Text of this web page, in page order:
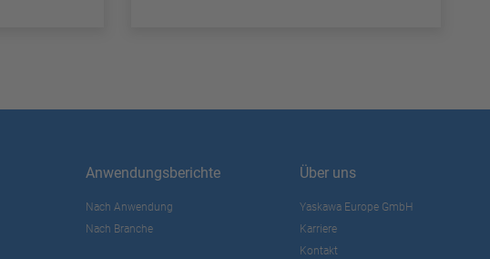
Anwendungsberichte
Nach Anwendung
Nach Branche
Über uns
Yaskawa Europe GmbH
Karriere
Kontakt